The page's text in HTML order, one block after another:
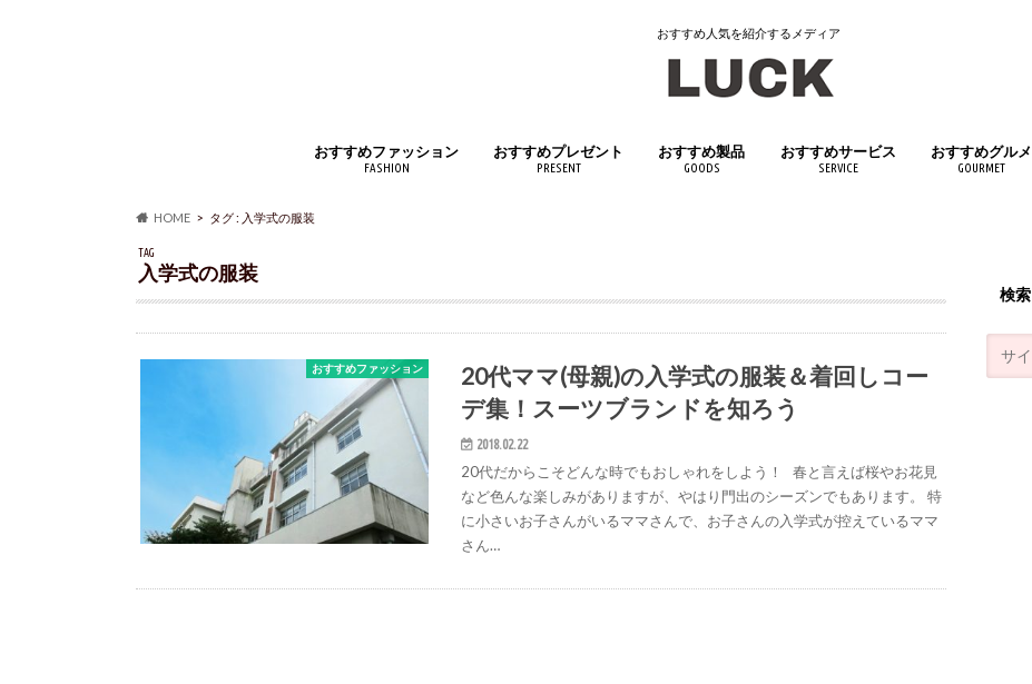
おすすめ人気を紹介するメディア
おすすめファッション
FASHION
おすすめプレゼント
PRESENT
おすすめ製品
GOODS
おすすめサービス
SERVICE
おすすめグルメ
GOURMET
HOME タグ : 入学式の服装
TAG
入学式の服装
おすすめファッション
20代ママ(母親)の入学式の服装＆着回しコー
デ集！スーツブランドを知ろう
2018.02.22
20代だからこそどんな時でもおしゃれをしよう！ 春と言えば桜やお花見
など色んな楽しみがありますが、やはり門出のシーズンでもあります。 特
に小さいお子さんがいるママさんで、お子さんの入学式が控えているママ
さん…
検索